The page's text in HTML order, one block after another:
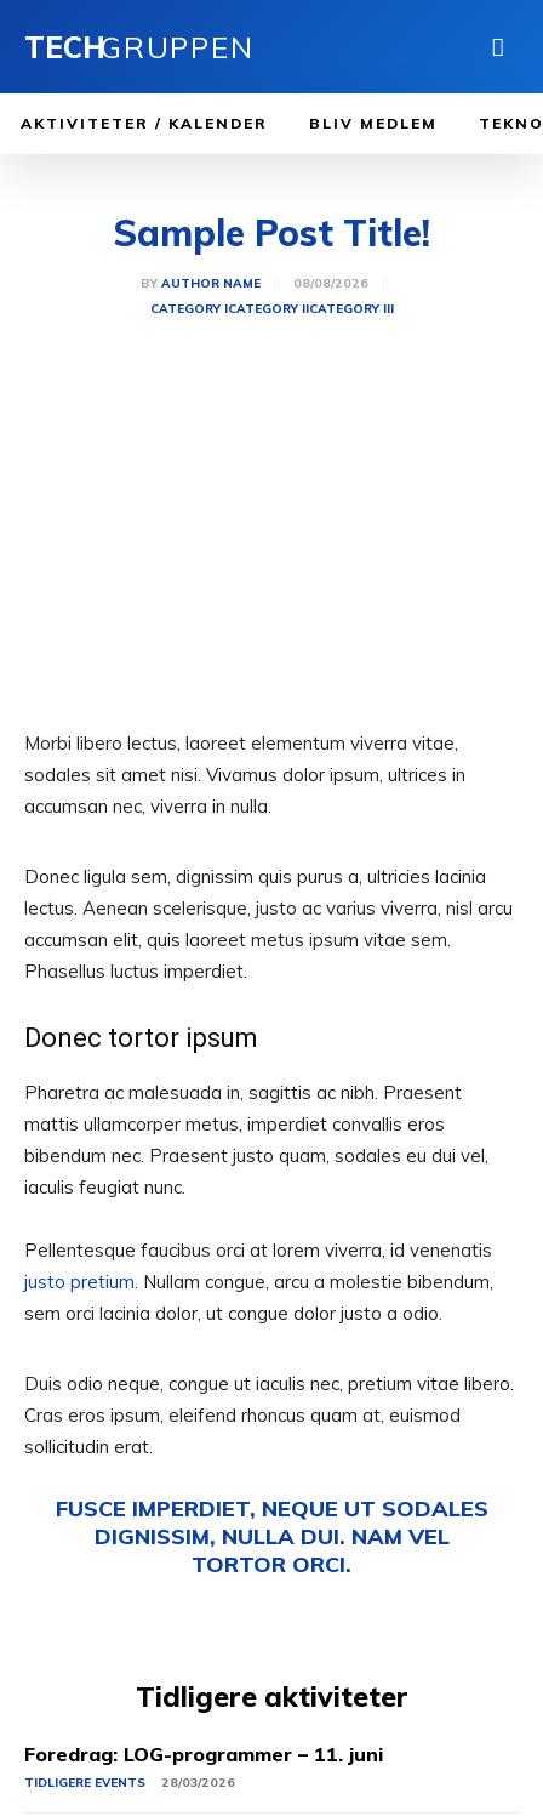
TECHGRUPPEN
AKTIVITETER / KALENDER BLIV MEDLEM
Sample Post Title!
BY AUTHOR NAME
08/08/2026
CATEGORY ICATEGORY IICATEGORY III
Morbi libero lectus, laoreet elementum viverra vitae,
sodales sit amet nisi. Vivamus dolor ipsum, ultrices in
accumsan nec, viverra in nulla.
Donec ligula sem, dignissim quis purus a, ultricies lacinia
lectus. Aenean scelerisque, justo ac varius viverra, nisl arcu
accumsan elit, quis laoreet metus ipsum vitae sem.
Phasellus luctus imperdiet.
Donec tortor ipsum
Pharetra ac malesuada in, sagittis ac nibh. Praesent
mattis ullamcorper metus, imperdiet convallis eros
bibendum nec. Praesent justo quam, sodales eu dui vel,
iaculis feugiat nunc.
Pellentesque faucibus orci at lorem viverra, id venenatis
justo pretium. Nullam congue, arcu a molestie bibendum,
sem orci lacinia dolor, ut congue dolor justo a odio.
Duis odio neque, congue ut iaculis nec, pretium vitae libero.
Cras eros ipsum, eleifend rhoncus quam at, euismod
sollicitudin erat.
FUSCE IMPERDIET, NEQUE UT SODALES
DIGNISSIM, NULLA DUI. NAM VEL
TORTOR ORCI.
Tidligere aktiviteter
Foredrag: LOG-programmer – 11. juni
TIDLIGERE EVENTS 28/03/2026